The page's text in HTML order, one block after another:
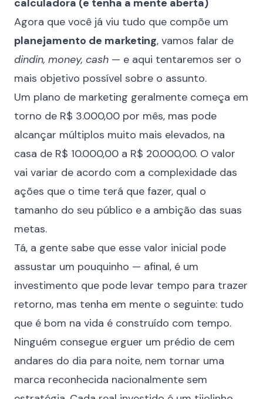
calculadora (e tenha a mente aberta)
Agora que você já viu tudo que compõe um
planejamento de marketing, vamos falar de
dindin, money, cash — e aqui tentaremos ser o
mais objetivo possível sobre o assunto.
Um plano de marketing geralmente começa em
torno de R$ 3.000,00 por mês, mas pode
alcançar múltiplos muito mais elevados, na
casa de R$ 10.000,00 a R$ 20.000,00. O valor
vai variar de acordo com a complexidade das
ações que o time terá que fazer, qual o
tamanho do seu público e a ambição das suas
metas.
Tá, a gente sabe que esse valor inicial pode
assustar um pouquinho — afinal, é um
investimento que pode levar tempo para trazer
retorno, mas tenha em mente o seguinte: tudo
que é bom na vida é construído com tempo.
Ninguém consegue erguer um prédio de cem
andares do dia para noite, nem tornar uma
marca reconhecida nacionalmente sem